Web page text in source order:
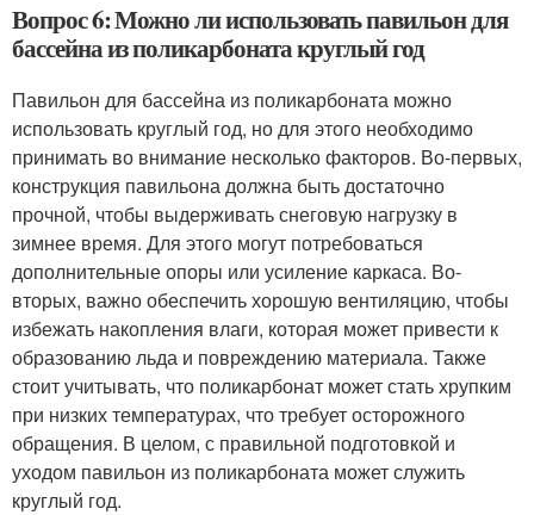
Вопрос 6: Можно ли использовать павильон для
бассейна из поликарбоната круглый год
Павильон для бассейна из поликарбоната можно
использовать круглый год, но для этого необходимо
принимать во внимание несколько факторов. Во-первых,
конструкция павильона должна быть достаточно
прочной, чтобы выдерживать снеговую нагрузку в
зимнее время. Для этого могут потребоваться
дополнительные опоры или усиление каркаса. Во-
вторых, важно обеспечить хорошую вентиляцию, чтобы
избежать накопления влаги, которая может привести к
образованию льда и повреждению материала. Также
стоит учитывать, что поликарбонат может стать хрупким
при низких температурах, что требует осторожного
обращения. В целом, с правильной подготовкой и
уходом павильон из поликарбоната может служить
круглый год.